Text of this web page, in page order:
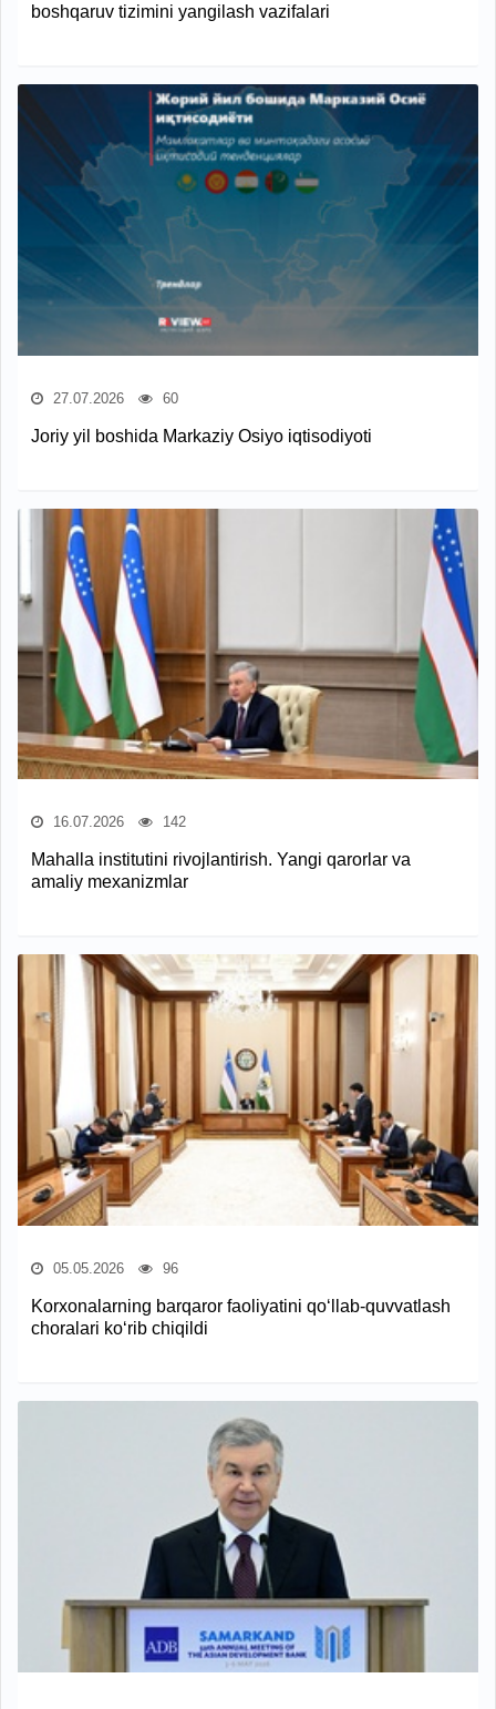
boshqaruv tizimini yangilash vazifalari
27.07.2026 60
Joriy yil boshida Markaziy Osiyo iqtisodiyoti
16.07.2026 142
Mahalla institutini rivojlantirish. Yangi qarorlar va
amaliy mexanizmlar
05.05.2026 96
Korxonalarning barqaror faoliyatini qo‘llab-quvvatlash
choralari ko‘rib chiqildi